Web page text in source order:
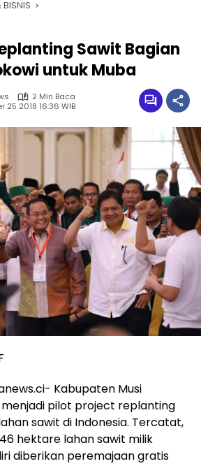
Sawit Bagian
untuk Muba
2 Min Baca
25 2018 16:36 WIB
Kabupaten Musi
menjadi pilot project replanting
sawit di Indonesia. Tercatat,
hektare lahan sawit milik
diberikan peremajaan gratis